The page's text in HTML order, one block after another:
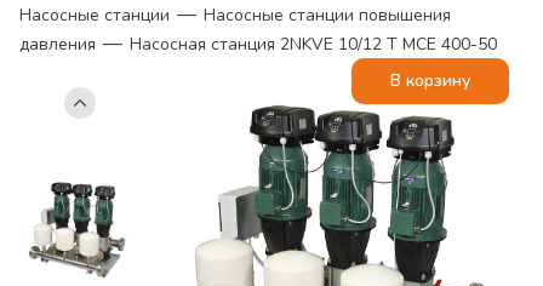
Насосные станции — Насосные станции повышения
давления — Насосная станция 2NKVE 10/12 T MCE 400-50
В корзину